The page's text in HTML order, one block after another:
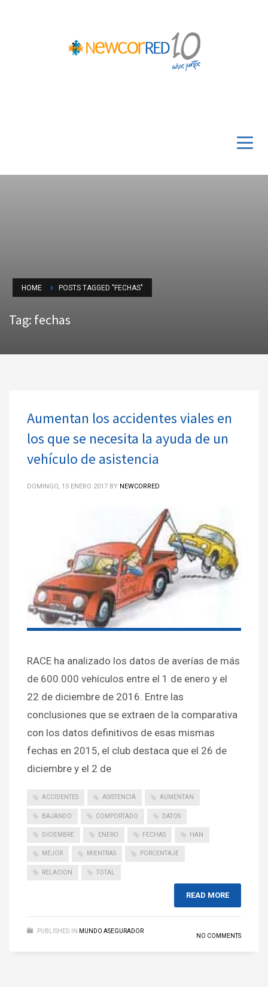
HOME POSTS TAGGED "FECHAS"
Tag: fechas
Aumentan los accidentes viales en
los que se necesita la ayuda de un
vehículo de asistencia
DOMINGO, 15 ENERO 2017 BY NEWCORRED
RACE ha analizado los datos de averías de más
de 600.000 vehículos entre el 1 de enero y el
22 de diciembre de 2016. Entre las
conclusiones que se extraen de la comparativa
con los datos definitivos de esas mismas
fechas en 2015, el club destaca que el 26 de
diciembre y el 2 de
ACCIDENTES ASISTENCIA AUMENTAN
BAJANDO COMPORTADO DATOS
DICIEMBRE ENERO FECHAS HAN
MEJOR MIENTRAS PORCENTAJE
RELACION TOTAL
READ MORE
PUBLISHED IN MUNDO ASEGURADOR
NO COMMENTS